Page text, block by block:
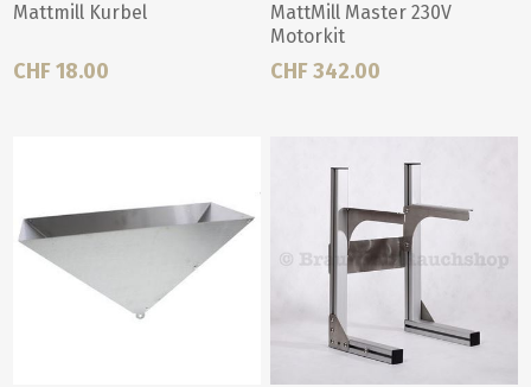
Mattmill Kurbel
CHF 18.00
MattMill Master 230V
Motorkit
CHF 342.00